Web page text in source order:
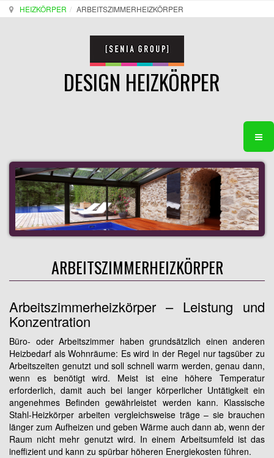
HEIZKÖRPER ARBEITSZIMMERHEIZKÖRPER
DESIGN HEIZKÖRPER
ARBEITSZIMMERHEIZKÖRPER
Arbeitszimmerheizkörper – Leistung und
Konzentration
Büro- oder Arbeitszimmer haben grundsätzlich einen anderen
Heizbedarf als Wohnräume: Es wird in der Regel nur tagsüber zu
Arbeitszeiten genutzt und soll schnell warm werden, genau dann,
wenn es benötigt wird. Meist ist eine höhere Temperatur
erforderlich, damit auch bei langer körperlicher Untätigkeit ein
angenehmes Befinden gewährleistet werden kann. Klassische
Stahl-Heizkörper arbeiten vergleichsweise träge – sie brauchen
länger zum Aufheizen und geben Wärme auch dann ab, wenn der
Raum nicht mehr genutzt wird. In einem Arbeitsumfeld ist das
ineffizient und kann zu spürbar höheren Energiekosten führen.